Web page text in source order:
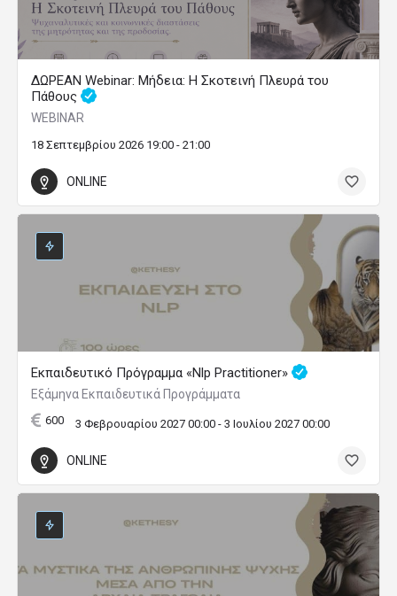
ΔΩΡΕΑΝ Webinar: Μήδεια: Η Σκοτεινή Πλευρά του
Πάθους
WEBINAR
18 Σεπτεμβρίου 2026 19:00 - 21:00
ONLINE
Εκπαιδευτικό Πρόγραμμα «Nlp Practitioner»
Εξάμηνα Εκπαιδευτικά Προγράμματα
600 3 Φεβρουαρίου 2027 00:00 - 3 Ιουλίου 2027 00:00
ONLINE